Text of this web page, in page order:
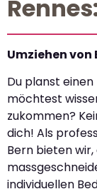
Umziehen von
Du planst
möchtest
zukommen?
dich! Als
Bern bieten
individuellen